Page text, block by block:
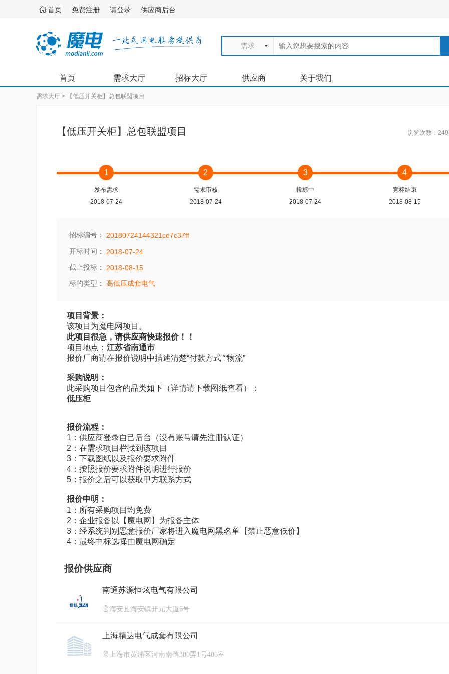
首页 免费注册 请登录 供应商后台
需求 
首页 需求大厅 招标大厅 供应商 关于我们
需求大厅 > 【低压开关柜】总包联盟项目
【低压开关柜】总包联盟项目 浏览次数：
1
发布需求
2018-07-24
2
需求审核
2018-07-24
3
投标中
2018-07-24
4
竞标结束
2018-08-15
招标编号：
20180724144321ce7c37ff
开标时间：
2018-07-24
截止投标：
2018-08-15
标的类型：
高低压成套电气
项目背景：
该项目为魔电网项目。
此项目很急，请供应商快速报价！！
项目地点： 江苏省南通市
报价厂商请在报价说明中描述清楚“付款方式”“物流”
采购说明：
此采购项目包含的品类如下（详情请下载图纸查看）：
低压柜
报价流程：
1：供应商登录自己后台（没有账号请先注册认证）
2：在需求项目栏找到该项目
3：下载图纸以及报价要求附件
4：按照报价要求附件说明进行报价
5：报价之后可以获取甲方联系方式
报价申明：
1：所有采购项目均免费
2：企业报备以【魔电网】为报备主体
3：经系统判别恶意报价厂家将进入魔电网黑名单【禁止恶意低价】
4：最终中标选择由魔电网确定
报价供应商
南通苏源恒炫电气有限公司
海安县海安镇开元大道6号
上海精达电气成套有限公司
上海市黄浦区河南南路300弄1号406室